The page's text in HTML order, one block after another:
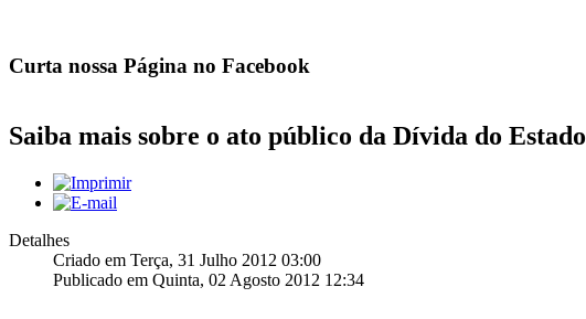
Curta nossa Página no Facebook
Saiba mais sobre o ato público da Dívida do Estado
Detalhes
Criado em Terça, 31 Julho 2012 03:00
Publicado em Quinta, 02 Agosto 2012 12:34